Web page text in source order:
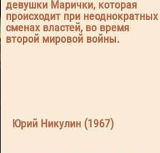
девушки Марички, которая
происходит при неоднократных
сменах властей, во время
второй мировой войны.
Юрий Никулин (1967)